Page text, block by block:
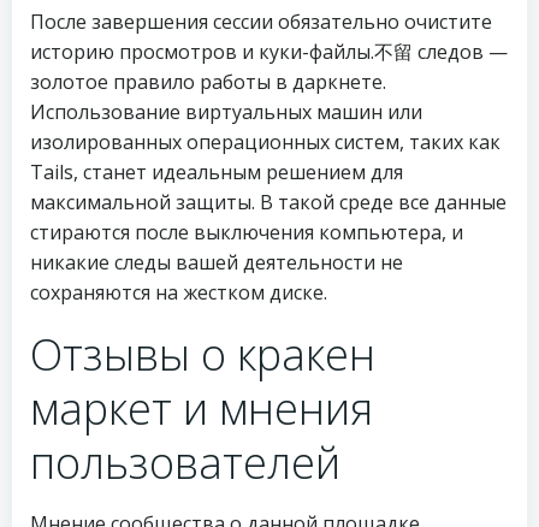
После завершения сессии обязательно очистите
историю просмотров и куки-файлы.不留 следов —
золотое правило работы в даркнете.
Использование виртуальных машин или
изолированных операционных систем, таких как
Tails, станет идеальным решением для
максимальной защиты. В такой среде все данные
стираются после выключения компьютера, и
никакие следы вашей деятельности не
сохраняются на жестком диске.
Отзывы о кракен
маркет и мнения
пользователей